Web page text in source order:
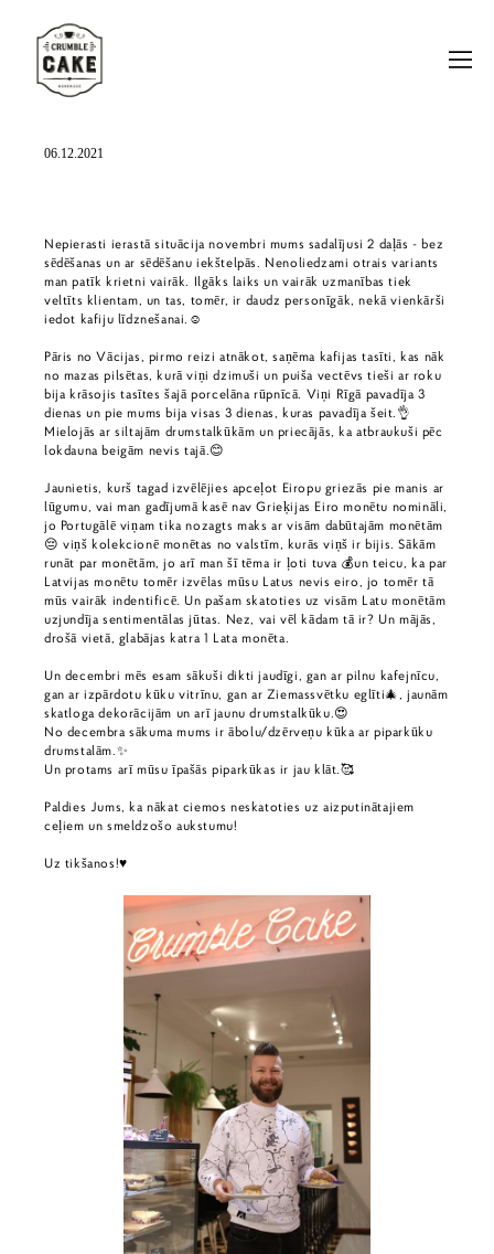
06.12.2021
Nepierasti ierastā situācija novembri mums sadalījusi 2 daļās - bez
sēdēšanas un ar sēdēšanu iekštelpās. Nenoliedzami otrais variants
man patīk krietni vairāk. Ilgāks laiks un vairāk uzmanības tiek
veltīts klientam, un tas, tomēr, ir daudz personīgāk, nekā vienkārši
iedot kafiju līdznešanai.☺️
Pāris no Vācijas, pirmo reizi atnākot, saņēma kafijas tasīti, kas nāk
no mazas pilsētas, kurā viņi dzimuši un puiša vectēvs tieši ar roku
bija krāsojis tasītes šajā porcelāna rūpnīcā. Viņi Rīgā pavadīja 3
dienas un pie mums bija visas 3 dienas, kuras pavadīja šeit.👌
Mielojās ar siltajām drumstalkūkām un priecājās, ka atbraukuši pēc
lokdauna beigām nevis tajā.😊
Jaunietis, kurš tagad izvēlējies apceļot Eiropu griezās pie manis ar
lūgumu, vai man gadījumā kasē nav Grieķijas Eiro monētu nomināli,
jo Portugālē viņam tika nozagts maks ar visām dabūtajām monētām
😔 viņš kolekcionē monētas no valstīm, kurās viņš ir bijis. Sākām
runāt par monētām, jo arī man šī tēma ir ļoti tuva 💰un teicu, ka par
Latvijas monētu tomēr izvēlas mūsu Latus nevis eiro, jo tomēr tā
mūs vairāk indentificē. Un pašam skatoties uz visām Latu monētām
uzjundīja sentimentālas jūtas. Nez, vai vēl kādam tā ir? Un mājās,
drošā vietā, glabājas katra 1 Lata monēta.
Un decembri mēs esam sākuši dikti jaudīgi, gan ar pilnu kafejnīcu,
gan ar izpārdotu kūku vitrīnu, gan ar Ziemassvētku eglīti🎄, jaunām
skatloga dekorācijām un arī jaunu drumstalkūku.😍
No decembra sākuma mums ir ābolu/dzērveņu kūka ar piparkūku
drumstalām.✨
Un protams arī mūsu īpašās piparkūkas ir jau klāt.🥰
Paldies Jums, ka nākat ciemos neskatoties uz aizputinātajiem
ceļiem un smeldzošo aukstumu!
Uz tikšanos!♥️